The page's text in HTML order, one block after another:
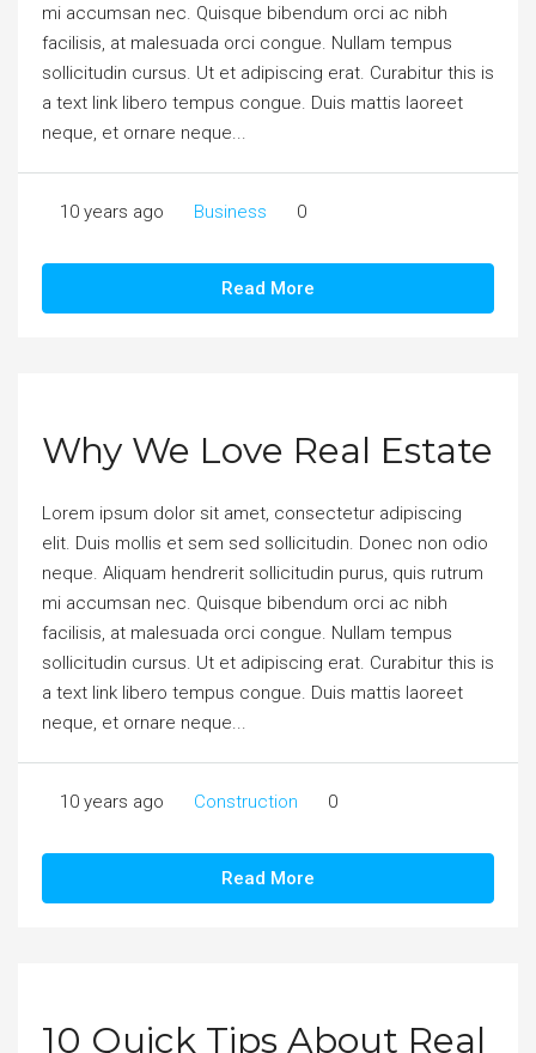
mi accumsan nec. Quisque bibendum orci ac nibh
facilisis, at malesuada orci congue. Nullam tempus
sollicitudin cursus. Ut et adipiscing erat. Curabitur this is
a text link libero tempus congue. Duis mattis laoreet
neque, et ornare neque...
10 years ago Business 0
Read More
Why We Love Real Estate
Lorem ipsum dolor sit amet, consectetur adipiscing
elit. Duis mollis et sem sed sollicitudin. Donec non odio
neque. Aliquam hendrerit sollicitudin purus, quis rutrum
mi accumsan nec. Quisque bibendum orci ac nibh
facilisis, at malesuada orci congue. Nullam tempus
sollicitudin cursus. Ut et adipiscing erat. Curabitur this is
a text link libero tempus congue. Duis mattis laoreet
neque, et ornare neque...
10 years ago Construction 0
Read More
10 Quick Tips About Real